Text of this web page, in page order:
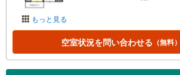
もっと見る
空室状況を問い合わせる （無料）